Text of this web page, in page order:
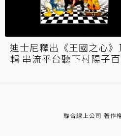
迪士尼釋出《王國之心
輯 串流平台聽下村陽子
聯合線上公司 著作